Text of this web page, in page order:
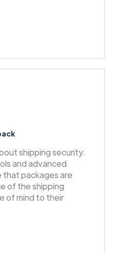
shipping security.
and advanced
packages are
of the shipping
of mind to their